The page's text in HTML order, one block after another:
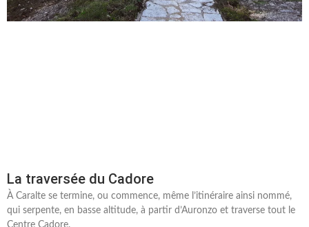
La traversée du Cadore
À Caralte se termine, ou commence, même l’itinéraire ainsi nommé,
qui serpente, en basse altitude, à partir d’Auronzo et traverse tout le